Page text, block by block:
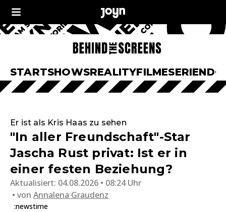
STARTSHOWSREALITYFILMESERIEN
Er ist als Kris Haas zu sehen
"In aller Freundschaft"-Star
Jascha Rust privat: Ist er in
einer festen Beziehung?
Aktualisiert: 04.08.2026 • 08:24 Uhr
von Annalena Graudenz
:newstime